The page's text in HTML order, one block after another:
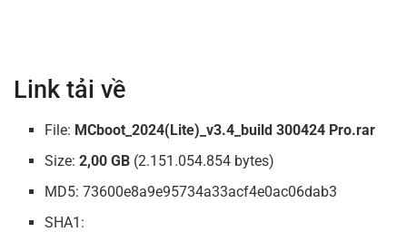
Link tải về
File: MCboot_2024(Lite)_v3.4_build 300424 Pro.rar
Size:2,00 GB (2.151.054.854 bytes)
MD5: 73600e8a9e95734a33acf4e0ac06dab3
SHA1: